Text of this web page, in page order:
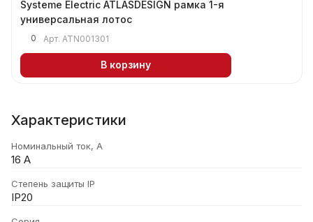
Systeme Electric ATLASDESIGN рамка 1-я
универсальная лотос
0 Арт. ATN001301
В корзину
Характеристики
Номинальный ток, А
16 А
Степень защиты IP
IP20